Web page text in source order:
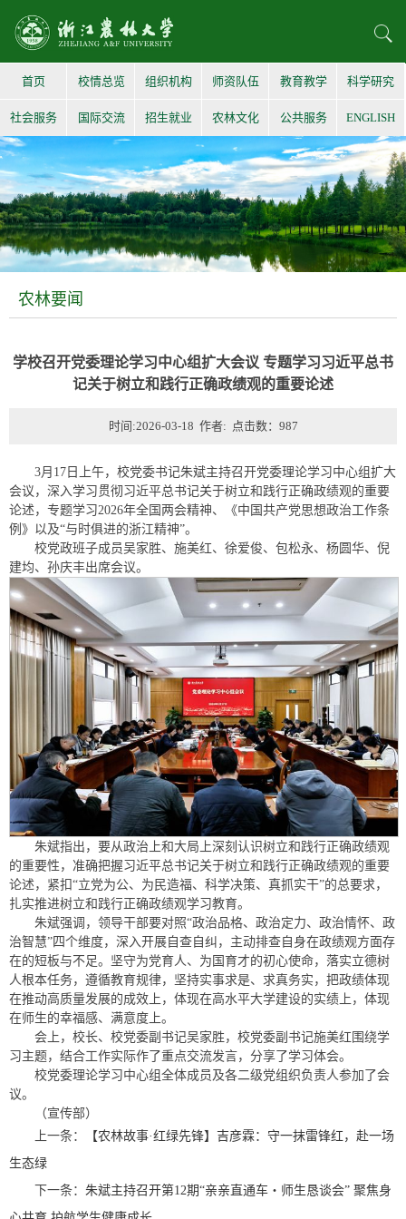
首页 校情总览 组织机构 师资队伍 教育教学 科学研究
社会服务 国际交流 招生就业 农林文化 公共服务 ENGLISH
农林要闻
学校召开党委理论学习中心组扩大会议 专题学习习近平总书
记关于树立和践行正确政绩观的重要论述
时间:2026-03-18 作者: 点击数： 987
3月17日上午，校党委书记朱斌主持召开党委理论学习中心组扩大
会议，深入学习贯彻习近平总书记关于树立和践行正确政绩观的重要
论述，专题学习2026年全国两会精神、《中国共产党思想政治工作条
例》以及“与时俱进的浙江精神”。
校党政班子成员吴家胜、施美红、徐爱俊、包松永、杨圆华、倪
建均、孙庆丰出席会议。
朱斌指出，要从政治上和大局上深刻认识树立和践行正确政绩观
的重要性，准确把握习近平总书记关于树立和践行正确政绩观的重要
论述，紧扣“立党为公、为民造福、科学决策、真抓实干”的总要求，
扎实推进树立和践行正确政绩观学习教育。
朱斌强调，领导干部要对照“政治品格、政治定力、政治情怀、政
治智慧”四个维度，深入开展自查自纠，主动排查自身在政绩观方面存
在的短板与不足。坚守为党育人、为国育才的初心使命，落实立德树
人根本任务，遵循教育规律，坚持实事求是、求真务实，把政绩体现
在推动高质量发展的成效上，体现在高水平大学建设的实绩上，体现
在师生的幸福感、满意度上。
会上，校长、校党委副书记吴家胜，校党委副书记施美红围绕学
习主题，结合工作实际作了重点交流发言，分享了学习体会。
校党委理论学习中心组全体成员及各二级党组织负责人参加了会
议。
（宣传部）
上一条：
【农林故事·红绿先锋】吉彦霖：守一抹雷锋红，赴一场
生态绿
下一条： 朱斌主持召开第12期“亲亲直通车・师生恳谈会” 聚焦身